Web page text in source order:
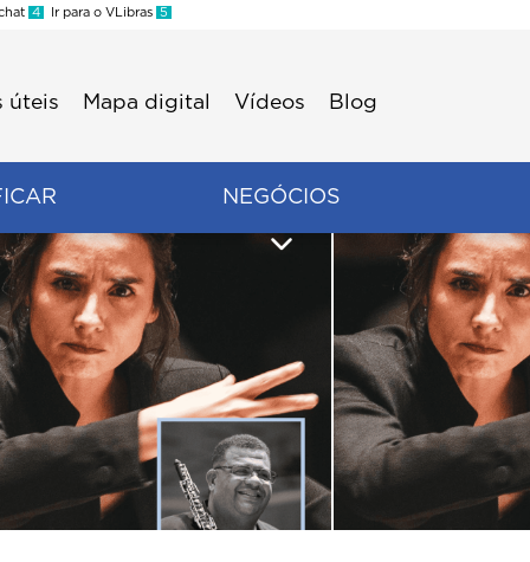
4 Ir para o VLibras 5
úteis Mapa digital Vídeos Blog
NEGÓCIOS